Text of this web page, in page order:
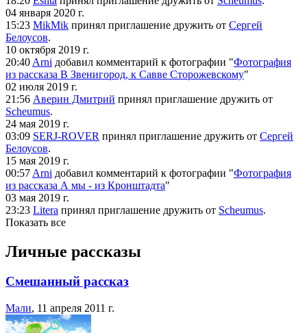
04 января 2020 г.
15:23 MikMik принял приглашение дружить от Сергей
Белоусов.
10 октября 2019 г.
20:40 Arni добавил комментарий к фотографии "Фотография
из рассказа В Звенигород, к Савве Сторожевскому"
02 июля 2019 г.
21:56 Аверин Дмитрий принял приглашение дружить от
Scheumus.
24 мая 2019 г.
03:09 SERJ-ROVER принял приглашение дружить от Сергей
Белоусов.
15 мая 2019 г.
00:57 Arni добавил комментарий к фотографии "Фотография
из рассказа А мы - из Кронштадта"
03 мая 2019 г.
23:23 Litera принял приглашение дружить от Scheumus.
Показать все
Личные рассказы
Смешанный рассказ
Мали, 11 апреля 2011 г.